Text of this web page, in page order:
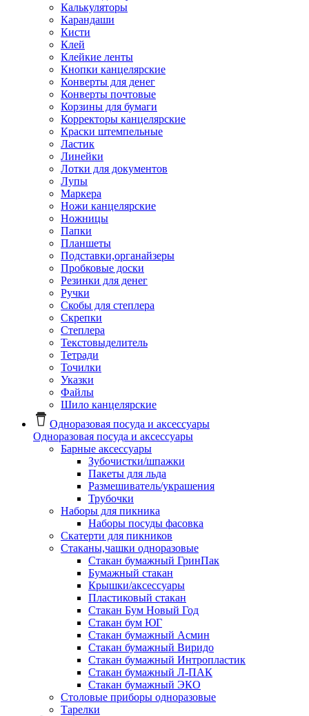
Калькуляторы
Карандаши
Кисти
Клей
Клейкие ленты
Кнопки канцелярские
Конверты для денег
Конверты почтовые
Корзины для бумаги
Корректоры канцелярские
Краски штемпельные
Ластик
Линейки
Лотки для документов
Лупы
Маркера
Ножи канцелярские
Ножницы
Папки
Планшеты
Подставки,органайзеры
Пробковые доски
Резинки для денег
Ручки
Скобы для степлера
Скрепки
Степлера
Текстовыделитель
Тетради
Точилки
Указки
Файлы
Шило канцелярские
Одноразовая посуда и аксессуары
Одноразовая посуда и аксессуары
Барные аксессуары
Зубочистки/шпажки
Пакеты для льда
Размешиватель/украшения
Трубочки
Наборы для пикника
Наборы посуды фасовка
Скатерти для пикников
Стаканы,чашки одноразовые
Cтакан бумажный ГринПак
Бумажный стакан
Крышки/аксессуары
Пластиковый стакан
Стакан Бум Новый Год
Стакан бум ЮГ
Стакан бумажный Асмин
Стакан бумажный Виридо
Стакан бумажный Интропластик
Стакан бумажный Л-ПАК
Стакан бумажный ЭКО
Столовые приборы одноразовые
Тарелки